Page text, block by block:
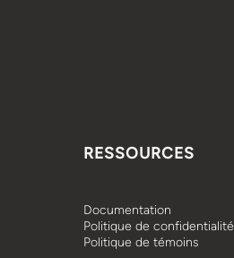
RESSOURCES
Documentation
Politique de confidentialité
Politique de témoins